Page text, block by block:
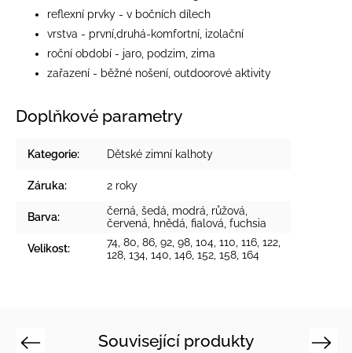
reflexní prvky - v bočních dílech
vrstva - první,druhá-komfortní, izolační
roční období - jaro, podzim, zima
zařazení - běžné nošení, outdoorové aktivity
Doplňkové parametry
Kategorie: Dětské zimní kalhoty
Záruka: 2 roky
Barva: černá šedá modrá růžová
červená
hnědá fialová fuchsia
Velikost:
74, 80, 86, 92, 98, 104, 110, 116, 122,
128, 134, 140, 146, 152, 158, 164
Související produkty
Previous Next